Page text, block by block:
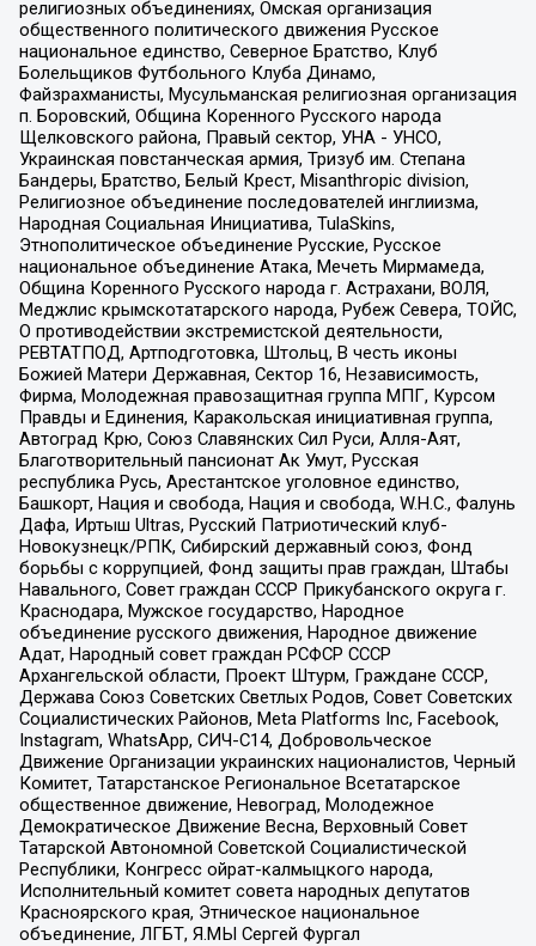
религиозных объединениях, Омская организация
общественного политического движения Русское
национальное единство, Северное Братство, Клуб
Болельщиков Футбольного Клуба Динамо,
Файзрахманисты, Мусульманская религиозная организация
п. Боровский, Община Коренного Русского народа
Щелковского района, Правый сектор, УНА - УНСО,
Украинская повстанческая армия, Тризуб им. Степана
Бандеры, Братство, Белый Крест, Misanthropic division,
Религиозное объединение последователей инглиизма,
Народная Социальная Инициатива, TulaSkins,
Этнополитическое объединение Русские, Русское
национальное объединение Атака, Мечеть Мирмамеда,
Община Коренного Русского народа г. Астрахани, ВОЛЯ,
Меджлис крымскотатарского народа, Рубеж Севера, ТОЙС,
О противодействии экстремистской деятельности,
РЕВТАТПОД, Артподготовка, Штольц, В честь иконы
Божией Матери Державная, Сектор 16, Независимость,
Фирма, Молодежная правозащитная группа МПГ, Курсом
Правды и Единения, Каракольская инициативная группа,
Автоград Крю, Союз Славянских Сил Руси, Алля-Аят,
Благотворительный пансионат Ак Умут, Русская
республика Русь, Арестантское уголовное единство,
Башкорт, Нация и свобода, Нация и свобода, W.H.С., Фалунь
Дафа, Иртыш Ultras, Русский Патриотический клуб-
Новокузнецк/РПК, Сибирский державный союз, Фонд
борьбы с коррупцией, Фонд защиты прав граждан, Штабы
Навального, Совет граждан СССР Прикубанского округа г.
Краснодара, Мужское государство, Народное
объединение русского движения, Народное движение
Адат, Народный совет граждан РСФСР СССР
Архангельской области, Проект Штурм, Граждане СССР,
Держава Союз Советских Светлых Родов, Совет Советских
Социалистических Районов, Meta Platforms Inc, Facebook,
Instagram, WhatsApp, СИЧ-С14, Добровольческое
Движение Организации украинских националистов, Черный
Комитет, Татарстанское Региональное Всетатарское
общественное движение, Невоград, Молодежное
Демократическое Движение Весна, Верховный Совет
Татарской Автономной Советской Социалистической
Республики, Конгресс ойрат-калмыцкого народа,
Исполнительный комитет совета народных депутатов
Красноярского края, Этническое национальное
объединение, ЛГБТ, Я.МЫ Сергей Фургал